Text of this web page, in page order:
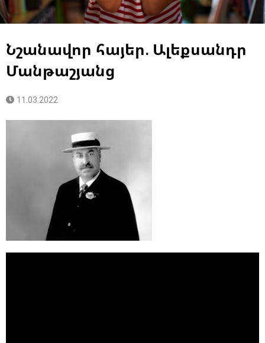
Նշանավոր հայեր. Ալեքսանդր
Մանթաշյանց
11.03.2022